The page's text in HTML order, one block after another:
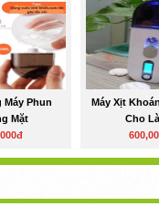
Máy Phun
Mặt
Máy Xịt
Cho